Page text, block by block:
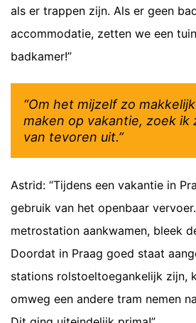
als er trappen zijn. Als er geen
accommodatie, zetten we een
badkamer!”
“Om het mijzelf zo
maken op vakantie, zoek ik
van tevoren uit.”
Astrid: “Tijdens een vakantie in
gebruik van het openbaar
metrostation aankwamen, bleek
Doordat in Praag goed staat
stations rolstoeltoegankelijk zijn,
omweg een andere tram nemen